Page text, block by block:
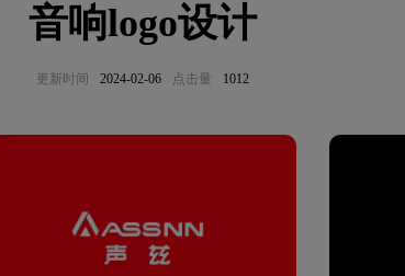
音响logo设计
更新时间 2024-02-06 点击量 1012